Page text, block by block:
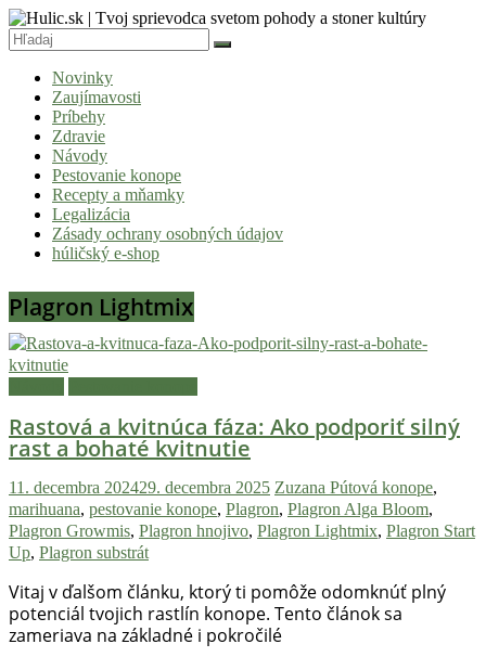
Skip
to
content
Tvoj
sprievodca
svetom
pohody
stoner
kultúry
Vitaj
v
komunite,
je
čas
relatívny.
Hulic.sk
prináša
čerstvé
z
konopnej
scény,
Novinky
Zaujímavosti
Príbehy
Zdravie
Návody
Pestovanie konope
Recepty a mňamky
Legalizácia
Zásady ochrany osobných údajov
húličský e-shop
Plagron Lightmix
Rastová a kvitnúca fáza: Ako podporiť silný
rast a bohaté kvitnutie
11. decembra 202429. decembra 2025 Zuzana Pútová konope,
marihuana, pestovanie konope, Plagron, Plagron Alga Bloom,
Plagron Growmis, Plagron hnojivo, Plagron Lightmix, Plagron Start
Up, Plagron substrát
Vitaj v ďalšom článku, ktorý ti pomôže odomknúť plný
potenciál tvojich rastlín konope. Tento článok sa
zameriava na základné i pokročilé